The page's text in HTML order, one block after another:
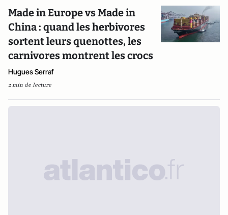
Made in Europe vs Made in
China : quand les herbivores
sortent leurs quenottes, les
carnivores montrent les crocs
Hugues Serraf
2 min de lecture